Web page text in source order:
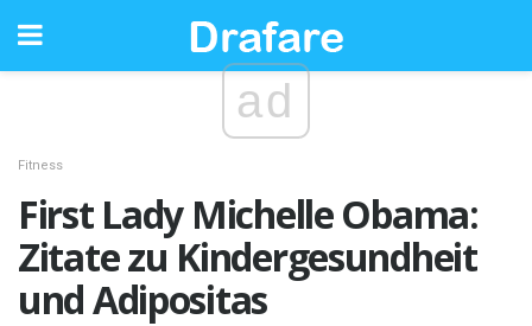
ad
Fitness
First Lady Michelle Obama:
Zitate zu Kindergesundheit
und Adipositas